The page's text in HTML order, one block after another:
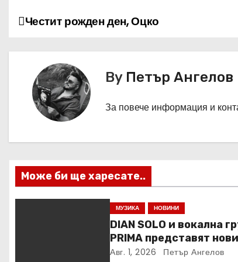
Н
а
а
ц
и
Честит рожден ден, Оцко
By Петър Ангелов
За повече информация и
Може би ще харесате..
МУЗИКА НОВИНИ
DIAN SOLO и вокална
PRIMA представят
хит „Loca Loca“
Авг. 1, 2026 Петър Ангелов